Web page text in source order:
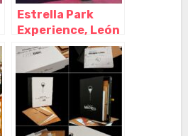
Estrella Park
Experience, León
– Castilla y León